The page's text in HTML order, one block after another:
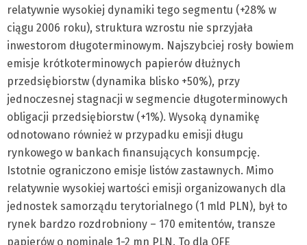
relatywnie wysokiej dynamiki tego segmentu (+28% w
ciągu 2006 roku), struktura wzrostu nie sprzyjała
inwestorom długoterminowym. Najszybciej rosły bowiem
emisje krótkoterminowych papierów dłużnych
przedsiębiorstw (dynamika blisko +50%), przy
jednoczesnej stagnacji w segmencie długoterminowych
obligacji przedsiębiorstw (+1%). Wysoką dynamikę
odnotowano również w przypadku emisji długu
rynkowego w bankach finansujących konsumpcję.
Istotnie ograniczono emisje listów zastawnych. Mimo
relatywnie wysokiej wartości emisji organizowanych dla
jednostek samorządu terytorialnego (1 mld PLN), był to
rynek bardzo rozdrobniony – 170 emitentów, transze
papierów o nominale 1-2 mn PLN. To dla OFE